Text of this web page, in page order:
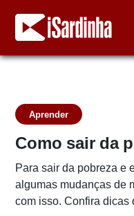
Aprender
Como sair da
Para sair da pobreza e
algumas mudanças de
com isso. Confira dicas